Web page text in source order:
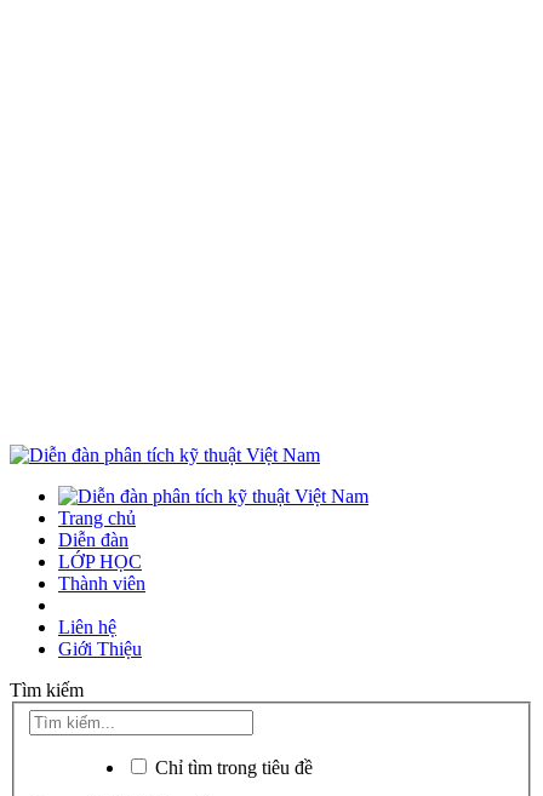
Trang chủ
Diễn đàn
LỚP HỌC
Thành viên
Liên hệ
Giới Thiệu
Tìm kiếm
Chỉ tìm trong tiêu đề